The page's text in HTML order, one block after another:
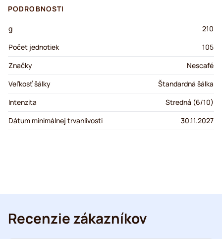
PODROBNOSTI
g
210
Počet jednotiek
105
Značky
Nescafé
Veľkosť šálky
Štandardná šálka
Intenzita
Stredná (6/10)
Dátum minimálnej trvanlivosti
30.11.2027
Recenzie zákazníkov